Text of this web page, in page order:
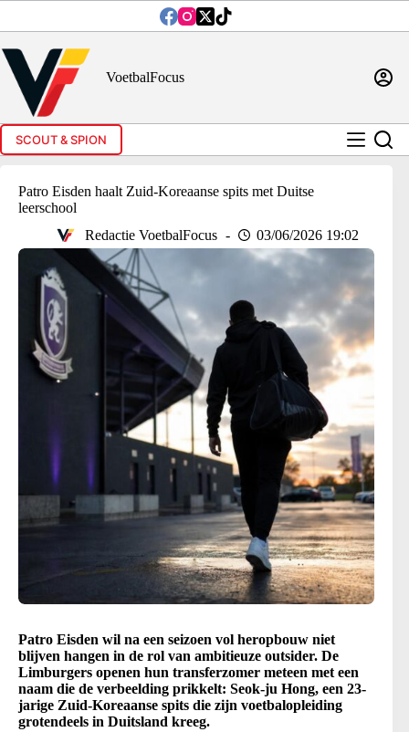
inhoud
VoetbalFocus
SCOUT & SPION
Patro Eisden haalt Zuid-Koreaanse spits met Duitse
leerschool
Redactie VoetbalFocus
03/06/2026 19:02
Patro Eisden wil na een seizoen vol heropbouw niet
blijven hangen in de rol van ambitieuze outsider. De
Limburgers openen hun transferzomer meteen met een
naam die de verbeelding prikkelt: Seok-ju Hong, een 23-
jarige Zuid-Koreaanse spits die zijn voetbalopleiding
grotendeels in Duitsland kreeg.